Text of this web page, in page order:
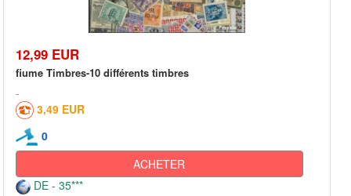
12,99 EUR
fiume Timbres-10 différents timbres
3,49 EUR
0
ACHETER
DE - 35***